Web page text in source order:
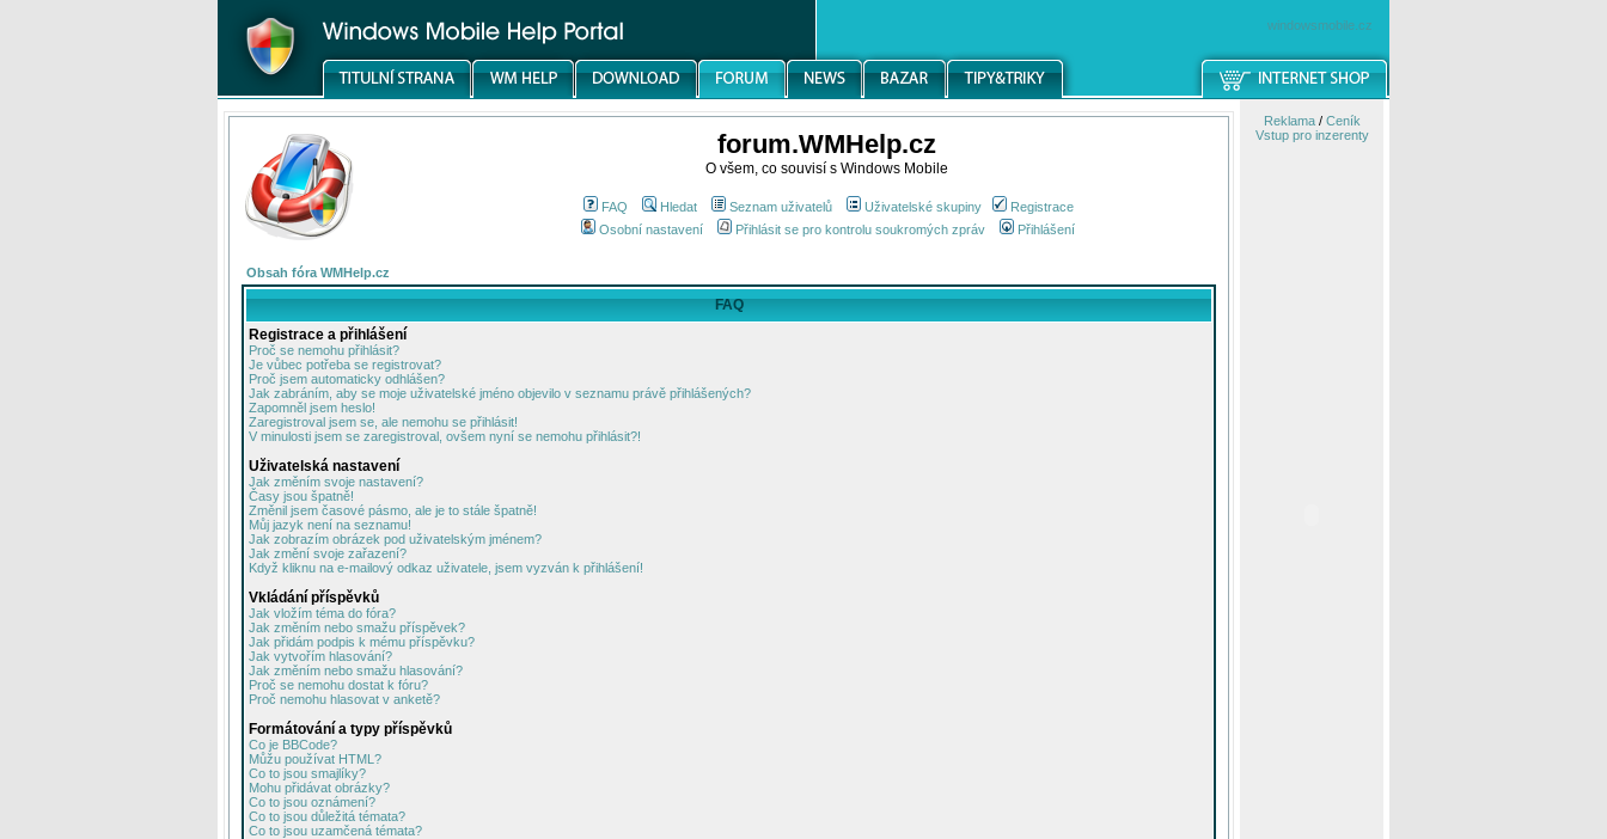
windowsmobile.cz
forum.WMHelp.cz
O všem, co souvisí s Windows Mobile
FAQ Hledat Seznam uživatelů Uživatelské skupiny
Registrace
Osobní nastavení
Přihlásit se pro kontrolu soukromých zpráv Přihlášení
Obsah fóra WMHelp.cz
FAQ
Registrace a přihlášení
Proč se nemohu přihlásit?
Je vůbec potřeba se registrovat?
Proč jsem automaticky odhlášen?
Jak zabráním, aby se moje uživatelské jméno objevilo v seznamu právě přihlášených?
Zapomněl jsem heslo!
Zaregistroval jsem se, ale nemohu se přihlásit!
V minulosti jsem se zaregistroval, ovšem nyní se nemohu přihlásit?!
Uživatelská nastavení
Jak změním svoje nastavení?
Časy jsou špatně!
Změnil jsem časové pásmo, ale je to stále špatně!
Můj jazyk není na seznamu!
Jak zobrazím obrázek pod uživatelským jménem?
Jak změní svoje zařazení?
Když kliknu na e-mailový odkaz uživatele, jsem vyzván k přihlášení!
Vkládání příspěvků
Jak vložím téma do fóra?
Jak změním nebo smažu příspěvek?
Jak přidám podpis k mému příspěvku?
Jak vytvořím hlasování?
Jak změním nebo smažu hlasování?
Proč se nemohu dostat k fóru?
Proč nemohu hlasovat v anketě?
Formátování a typy příspěvků
Co je BBCode?
Můžu používat HTML?
Co to jsou smajlíky?
Mohu přidávat obrázky?
Co to jsou oznámení?
Co to jsou důležitá témata?
Co to jsou uzamčená témata?
Reklama/ Ceník
Vstup pro inzerenty